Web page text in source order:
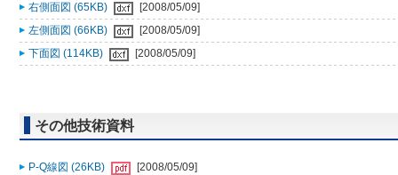
右側面図 (65KB)
[2008/05/09]
左側面図 (66KB)
[2008/05/09]
下面図 (114KB)
[2008/05/09]
その他技術資料
P-Q線図 (26KB) [2008/05/09]